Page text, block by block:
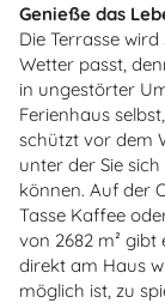
Genieße das
Die Terrasse
Wetter passt,
in ungestörter
Ferienhaus
schützt vor dem
unter der Sie
können. Auf der
Tasse Kaffee
von 2682 m²
direkt am Haus
möglich ist, zu